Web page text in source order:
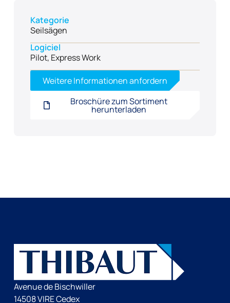
Kategorie
Seilsägen
Logiciel
Pilot, Express Work
Weitere Informationen anfordern
Broschüre zum Sortiment
herunterladen
Avenue de Bischwiller
14508 VIRE Cedex